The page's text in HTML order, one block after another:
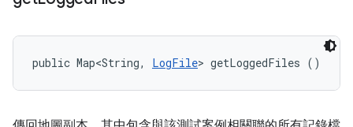
public Map<String, LogFile> getLoggedFiles ()